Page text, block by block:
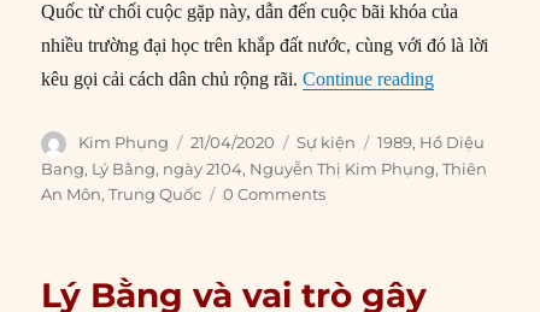
Quốc từ chối cuộc gặp này, dẫn đến cuộc bãi khóa của
nhiều trường đại học trên khắp đất nước, cùng với đó là lời
kêu gọi cải cách dân chủ rộng rãi.Continue reading“21/04/
Author
Kim Phụng
Posted
on
21/04/2020 Categories
Sự kiện Tags
1989, Hồ Diệu
Bang, Lý Bằng, ngày 2104, Nguyễn Thị Kim Phụng,Thiên
An Môn,Trung Quốc 0 Comments
Lý Bằng và vai trò gây